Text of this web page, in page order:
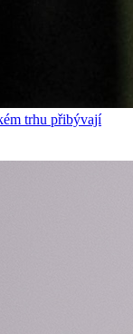
trhu přibývají